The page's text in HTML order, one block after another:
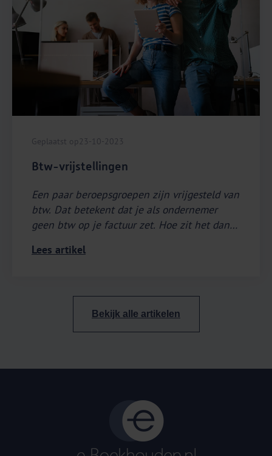
Geplaatst op 23-10-2023
Btw-vrijstellingen
Een paar beroepsgroepen zijn vrijgesteld van
btw. Dat betekent dat je als ondernemer
geen btw op je factuur zet. Hoe zit het dan
voorbelasting?
Lees artikel
Bekijk alle artikelen